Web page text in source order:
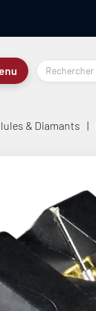
& Diamants |